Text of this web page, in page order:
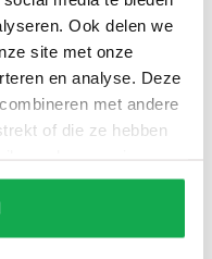
Ook delen we
site met onze
en analyse. Deze
met andere
of die ze hebben
Half rond